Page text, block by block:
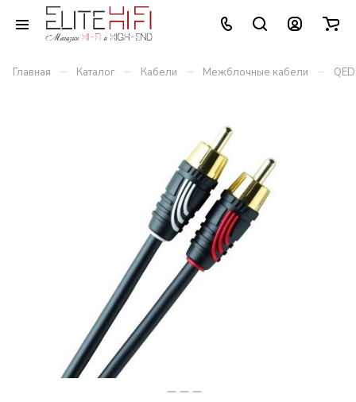
Главная – Каталог – Кабели – Межблочные кабели –